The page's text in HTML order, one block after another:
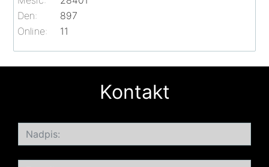
Online: 11
Den:
897
Kontakt